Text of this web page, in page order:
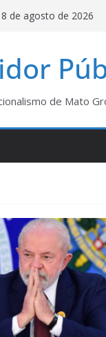
8 de agosto de 2026
de Mato